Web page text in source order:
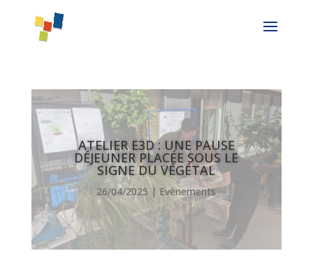
ATELIER E3D : UNE PAUSE
DÉJEUNER PLACÉE SOUS LE
SIGNE DU VÉGÉTAL
26/04/2025| Evènements